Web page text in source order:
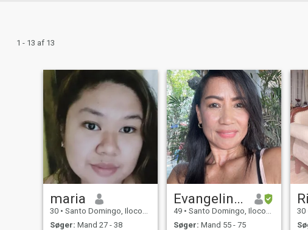
1 - 13 af 13
maria
30 • Santo Domingo, Ilocos Sur, Filippinerne
Søger: Mand 27 - 38
Evangeline tabaco
49 • Santo Domingo, Ilocos Sur, Filippinerne
Søger: Mand 55 - 75
30